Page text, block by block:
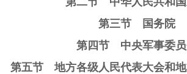
第三节 国务院
第四节 中央军事委
第五节 地方各级人民代表大会和